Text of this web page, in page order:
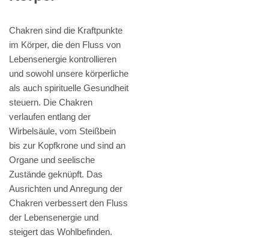
Chakren sind die Kraftpunkte
im Körper, die den Fluss von
Lebensenergie kontrollieren
und sowohl unsere körperliche
als auch spirituelle Gesundheit
steuern. Die Chakren
verlaufen entlang der
Wirbelsäule, vom Steißbein
bis zur Kopfkrone und sind an
Organe und seelische
Zustände geknüpft. Das
Ausrichten und Anregung der
Chakren verbessert den Fluss
der Lebensenergie und
steigert das Wohlbefinden.